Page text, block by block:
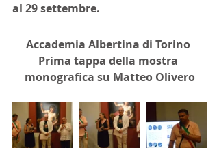
al 29 settembre.
Accademia Albertina di Torino
Prima tappa della mostra
monografica su Matteo Olivero